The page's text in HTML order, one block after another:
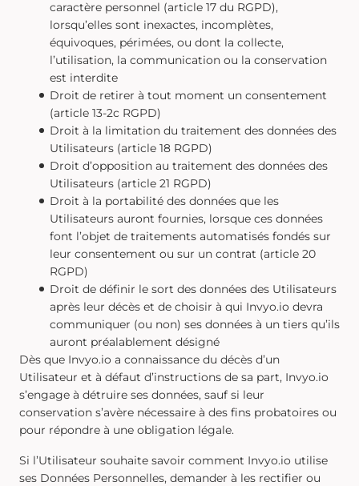
caractère personnel (article 17 du RGPD),
lorsqu’elles sont inexactes, incomplètes,
équivoques, périmées, ou dont la collecte,
l’utilisation, la communication ou la conservation
est interdite
Droit de retirer à tout moment un consentement
(article 13-2c RGPD)
Droit à la limitation du traitement des données des
Utilisateurs (article 18 RGPD)
Droit d’opposition au traitement des données des
Utilisateurs (article 21 RGPD)
Droit à la portabilité des données que les
Utilisateurs auront fournies, lorsque ces données
font l’objet de traitements automatisés fondés sur
leur consentement ou sur un contrat (article 20
RGPD)
Droit de définir le sort des données des Utilisateurs
après leur décès et de choisir à qui Invyo.io devra
communiquer (ou non) ses données à un tiers qu’ils
auront préalablement désigné
Dès que Invyo.io a connaissance du décès d’un
Utilisateur et à défaut d’instructions de sa part, Invyo.io
s’engage à détruire ses données, sauf si leur
conservation s’avère nécessaire à des fins probatoires ou
pour répondre à une obligation légale.
Si l’Utilisateur souhaite savoir comment Invyo.io utilise
ses Données Personnelles, demander à les rectifier ou